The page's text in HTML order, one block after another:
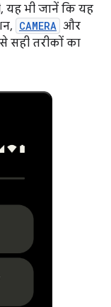
यह भी जानें कि यह
CAMERA और
सही तरीकों का